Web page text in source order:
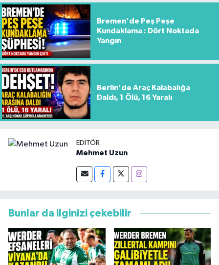
Bremen'de Peş Peşe
Kundaklama : Dört Noktada
Yangın
Berlin'de Araç Kalabalığa
Daldı, 1 Ölü, 16 Yaralı
EDITÖR
Mehmet Uzun
Bunlar da ilginizi çekebilir